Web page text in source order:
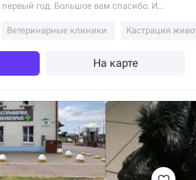
год. Большое вам спасибо. И
Ветеринарные клиники Кастрация
На карте